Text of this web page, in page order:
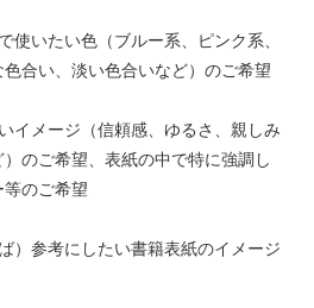
使いたい色（ブルー系、ピンク系、
色合い、淡い色合いなど）のご希望
イメージ（信頼感、ゆるさ、親しみ
のご希望、表紙の中で特に強調し
のご希望
）参考にしたい書籍表紙のイメージ